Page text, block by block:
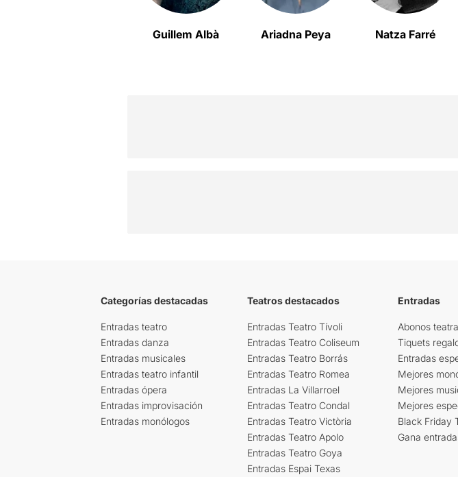
Guillem Albà Ariadna Peya Natza Farré
Categorías destacadas
Entradas teatro
Entradas danza
Entradas musicales
Entradas teatro infantil
Entradas ópera
Entradas improvisación
Entradas monólogos
Teatros destacados
Entradas Teatro Tívoli
Entradas Teatro Coliseum
Entradas Teatro Borrás
Entradas Teatro Romea
Entradas La Villarroel
Entradas Teatro Condal
Entradas Teatro Victòria
Entradas Teatro Apolo
Entradas Teatro Goya
Entradas Espai Texas
Entradas
Abonos
Tiquets
Entradas
Mejores
Mejores
Mejores
Black Friday
Gana